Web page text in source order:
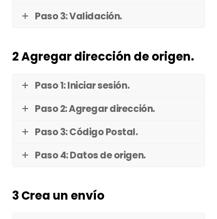
Paso 3: Validación.
2 Agregar dirección de origen.
Paso 1: Iniciar sesión.
Paso 2: Agregar dirección.
Paso 3: Código Postal.
Paso 4: Datos de origen.
3 Crea un envío